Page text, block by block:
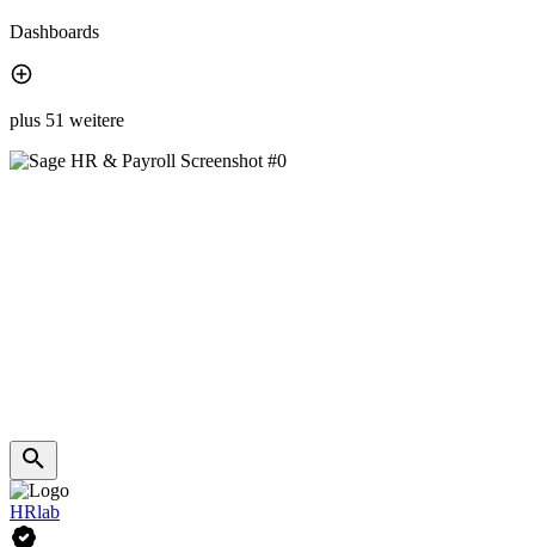
Dashboards
plus 51 weitere
HRlab